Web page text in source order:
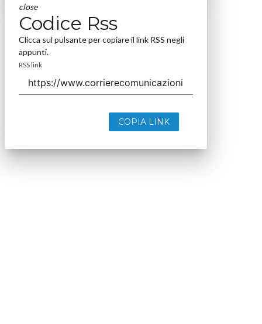
close
Codice Rss
Clicca sul pulsante per copiare il link RSS negli
appunti.
RSS link
COPIA LINK